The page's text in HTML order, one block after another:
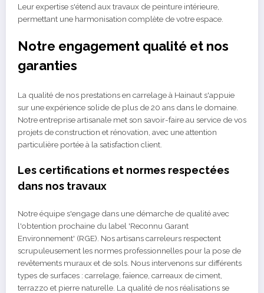
Leur expertise s'étend aux travaux de peinture intérieure,
permettant une harmonisation complète de votre espace.
Notre engagement qualité et nos
garanties
La qualité de nos prestations en carrelage à Hainaut s'appuie
sur une expérience solide de plus de 20 ans dans le domaine.
Notre entreprise artisanale met son savoir-faire au service de vos
projets de construction et rénovation, avec une attention
particulière portée à la satisfaction client.
Les certifications et normes respectées
dans nos travaux
Notre équipe s'engage dans une démarche de qualité avec
l'obtention prochaine du label 'Reconnu Garant
Environnement' (RGE). Nos artisans carreleurs respectent
scrupuleusement les normes professionnelles pour la pose de
revêtements muraux et de sols. Nous intervenons sur différents
types de surfaces : carrelage, faïence, carreaux de ciment,
terrazzo et pierre naturelle. La qualité de nos réalisations se